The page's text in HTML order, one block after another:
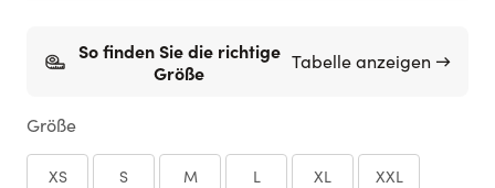
So finden Sie die richtige
Größe
Tabelle anzeigen →
Größe
XS S M L XL XXL